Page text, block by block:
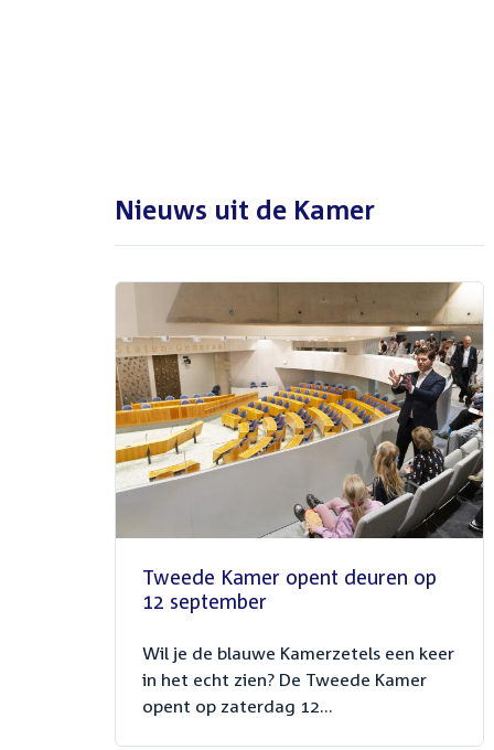
Nieuws uit de Kamer
Tweede Kamer opent deuren op
12 september
Wil je de blauwe Kamerzetels een keer
in het echt zien? De Tweede Kamer
opent op zaterdag 12...